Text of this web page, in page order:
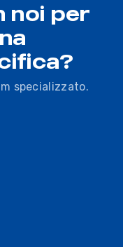
noi per
specializzato.